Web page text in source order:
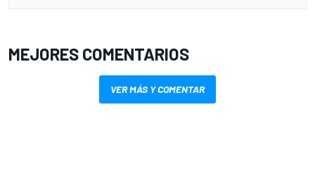
MEJORES COMENTARIOS
VER MÁS Y COMENTAR